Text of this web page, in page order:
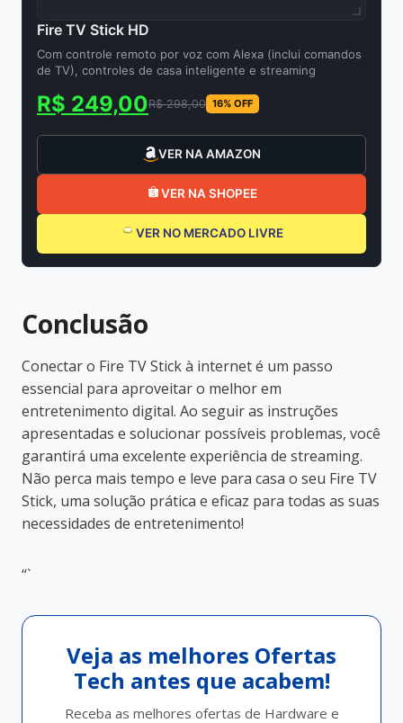
Fire TV Stick HD
Com controle remoto por voz com Alexa (inclui comandos
de TV), controles de casa inteligente e streaming
R$ 249,00R$ 298,00 16% OFF
VER NA AMAZON
VER NA SHOPEE
VER NO MERCADO LIVRE
Conclusão
Conectar o Fire TV Stick à internet é um passo
essencial para aproveitar o melhor em
entretenimento digital. Ao seguir as instruções
apresentadas e solucionar possíveis problemas, você
garantirá uma excelente experiência de streaming.
Não perca mais tempo e leve para casa o seu Fire TV
Stick, uma solução prática e eficaz para todas as suas
necessidades de entretenimento!
“`
Veja as melhores Ofertas
Tech antes que acabem!
Receba as melhores ofertas de Hardware e